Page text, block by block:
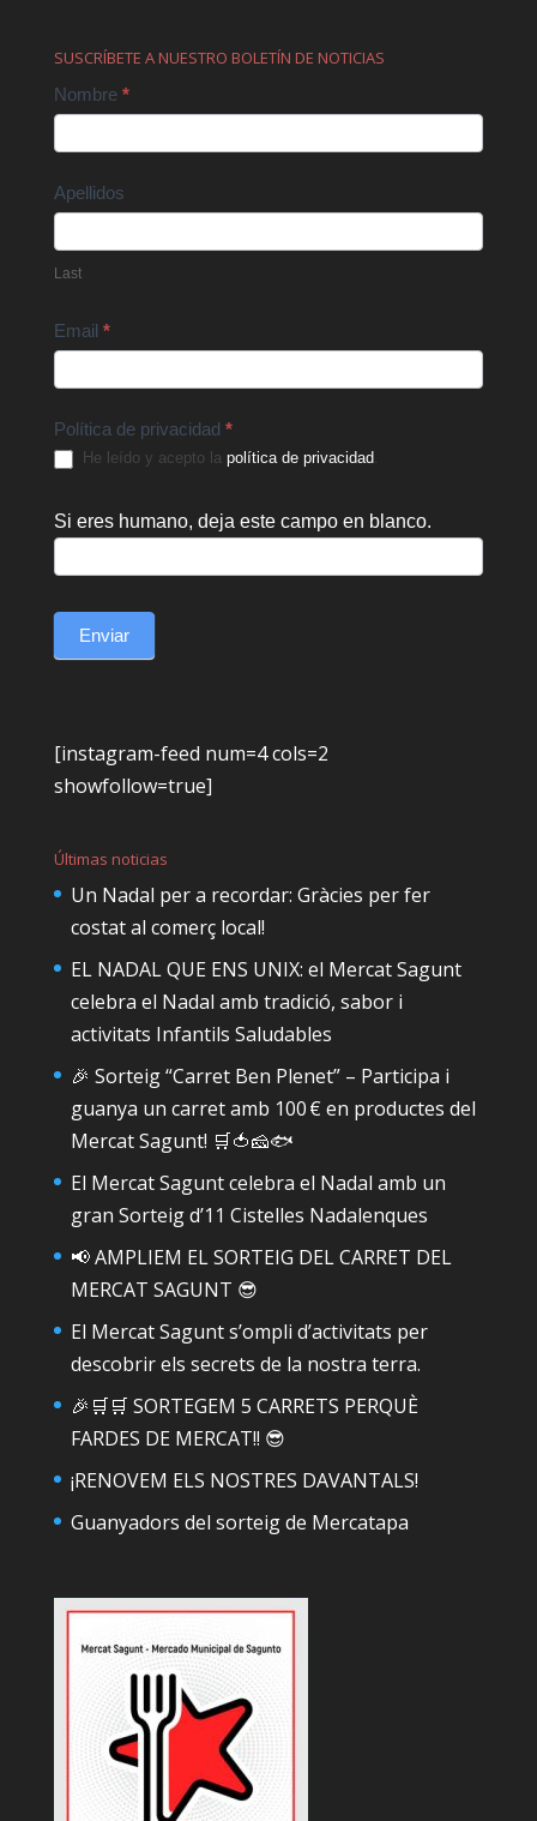
SUSCRÍBETE A NUESTRO BOLETÍN DE NOTICIAS
Contact
Nombre *
Apellidos
Last
Email *
Política de privacidad *
He leído y acepto la política de privacidad.
Si eres humano, deja este campo en blanco.
Enviar
[instagram-feed num=4 cols=2
showfollow=true]
Últimas noticias
Un Nadal per a recordar: Gràcies per fer
costat al comerç local!
EL NADAL QUE ENS UNIX: el Mercat Sagunt
celebra el Nadal amb tradició, sabor i
activitats Infantils Saludables
🎉 Sorteig “Carret Ben Plenet” – Participa i
guanya un carret amb 100 € en productes del
Mercat Sagunt! 🛒🍅🧀🐟
El Mercat Sagunt celebra el Nadal amb un
gran Sorteig d’11 Cistelles Nadalenques
📢 AMPLIEM EL SORTEIG DEL CARRET DEL
MERCAT SAGUNT 😎
El Mercat Sagunt s’ompli d’activitats per
descobrir els secrets de la nostra terra.
🎉🛒🛒 SORTEGEM 5 CARRETS PERQUÈ
FARDES DE MERCAT!! 😎
¡RENOVEM ELS NOSTRES DAVANTALS!
Guanyadors del sorteig de Mercatapa